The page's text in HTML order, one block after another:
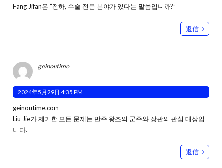
Fang Jifan은 “전하, 수술 전문 분야가 있다는 말씀입니까?”
返信
geinoutime
2024年5月29日 4:35 PM
geinoutime.com
Liu Jie가 제기한 모든 문제는 만주 왕조의 군주와 장관의 관심 대상입
니다.
返信